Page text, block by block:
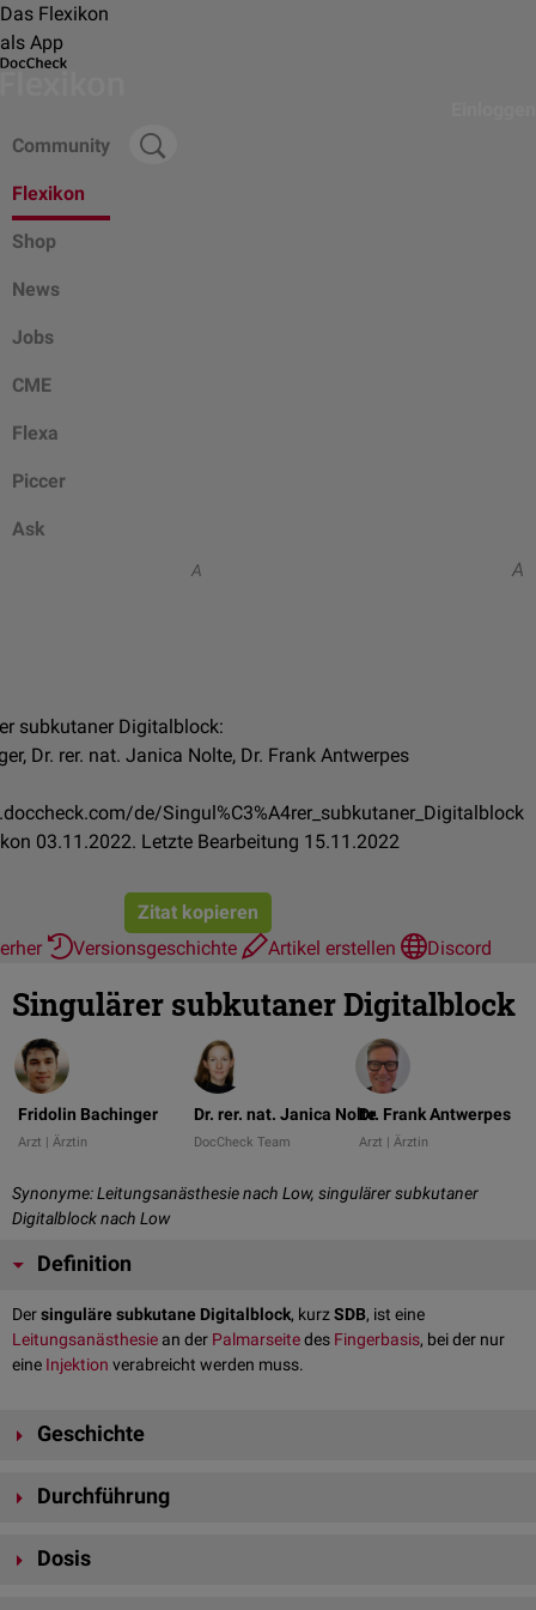
Das Flexikon
als App
Community
Flexikon
Shop
News
Jobs
CME
Flexa
Piccer
Ask
A A
subkutaner Digitalblock:
Dr. rer. nat. Janica Nolte, Dr. Frank Antwerpes
de/Singul%C3%A4rer_subkutaner_Digitalblock
03.11.2022. Letzte Bearbeitung 15.11.2022
Zitat kopieren
Versionsgeschichte Artikel erstellen Discord
Singulärer subkutaner Digitalblock
Fridolin Bachinger
Arzt | Ärztin
Dr. rer. nat. Janica Nolte
DocCheck Team
Dr. Frank Antwerpes
Arzt | Ärztin
Synonyme: Leitungsanästhesie nach Low, singulärer subkutaner
Digitalblock nach Low
Definition
Dersinguläre subkutane Digitalblock, kurzSDB, ist eine
Leitungsanästhesie an der Palmarseitedes Fingerbasis, bei der nur
eine Injektion verabreicht werden muss.
Geschichte
Low beschrieben.
Durchführung
punktiert. Nun wird das
Dosis